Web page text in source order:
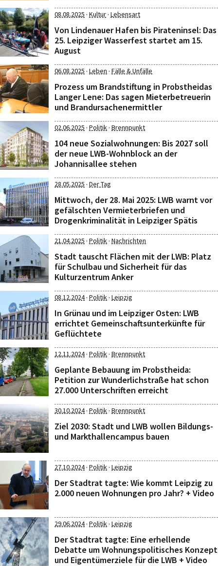
08.08.2025 · Kultur· Lebensart
Von Lindenauer Hafen bis Pirateninsel: Das
25. Leipziger Wasserfest startet am 15.
August
06.08.2025 · Leben · Fälle & Unfälle
Prozess um Brandstiftung in Probstheidas
Langer Lene: Das sagen Mieterbetreuerin
und Brandursachenermittler
02.06.2025 · Politik· Brennpunkt
104 neue Sozialwohnungen: Bis 2027 soll
der neue LWB-Wohnblock an der
Johannisallee stehen
28.05.2025 · Der Tag
Mittwoch, der 28. Mai 2025: LWB warnt vor
gefälschten Vermieterbriefen und
Drogenkriminalität in Leipziger Spätis
21.04.2025 · Politik· Nachrichten
Stadt tauscht Flächen mit der LWB: Platz
für Schulbau und Sicherheit für das
Kulturzentrum Anker
08.12.2024· Politik· Leipzig
In Grünau und im Leipziger Osten: LWB
errichtet Gemeinschaftsunterkünfte für
Geflüchtete
12.11.2024· Politik· Brennpunkt
Geplante Bebauung im Probstheida:
Petition zur Wunderlichstraße hat schon
27.000 Unterschriften erreicht
30.10.2024· Politik· Brennpunkt
Ziel 2030: Stadt und LWB wollen Bildungs-
und Markthallencampus bauen
27.10.2024· Politik· Leipzig
Der Stadtrat tagte: Wie kommt Leipzig zu
2.000 neuen Wohnungen pro Jahr? + Video
29.06.2024· Politik· Leipzig
Der Stadtrat tagte: Eine erhellende
Debatte um Wohnungspolitisches Konzept
und Eigentümerziele für die LWB + Video